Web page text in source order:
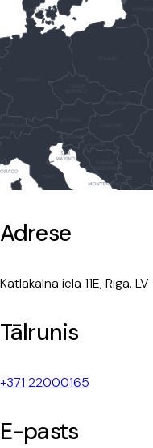
Adrese
Katlakalna iela 11E, Rīga,
Tālrunis
+371 22000165
E-pasts